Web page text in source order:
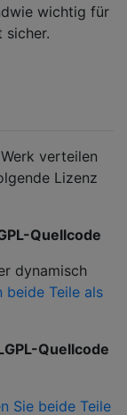
wichtig für
sicher.
verteilen
Lizenz
Quellcode
dynamisch
beide Teile als
Quellcode
Sie beide Teile